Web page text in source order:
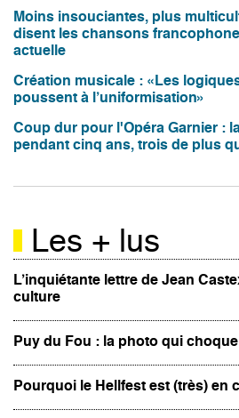
Moins insouciantes, plus
disent les chansons
actuelle
Création musicale : «Les
poussent à l’uniformisation»
Coup dur pour l'Opéra Garnier :
pendant cinq ans, trois de plus
Les + lus
L’inquiétante lettre de Jean
culture
Puy du Fou : la photo qui choque
Pourquoi le Hellfest est (très) en